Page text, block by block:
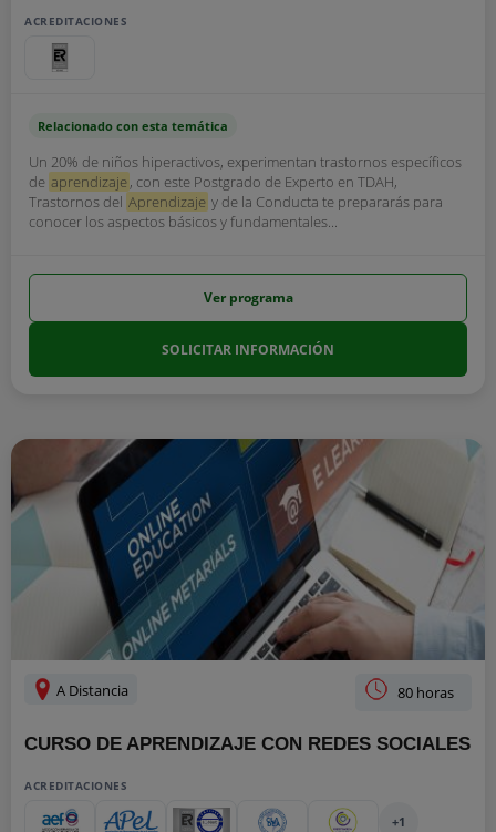
ACREDITACIONES
Relacionado con esta temática
Un 20% de niños hiperactivos, experimentan trastornos específicos
de aprendizaje, con este Postgrado de Experto en TDAH,
Trastornos del Aprendizaje y de la Conducta te prepararás para
conocer los aspectos básicos y fundamentales...
Ver programa
SOLICITAR INFORMACIÓN
A Distancia 80 horas
CURSO DE APRENDIZAJE CON REDES SOCIALES
ACREDITACIONES
+1